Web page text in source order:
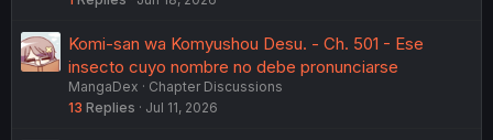
Komi-san wa Komyushou Desu. - Ch. 501 - Ese
insecto cuyo nombre no debe pronunciarse
MangaDex
Chapter Discussions
13 Replies Jul 11, 2026